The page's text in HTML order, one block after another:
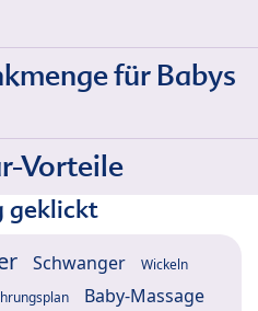
für Babys
Vorteile
geklickt
Schwanger Wickeln
Baby-Massage